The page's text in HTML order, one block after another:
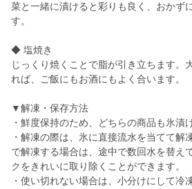
菜と一緒に漬けると彩りも良く、おかず
す。
◆ 塩焼き
じっくり焼くことで脂が引き立ちます。
れば、ご飯にもお酒にもよく合います。
▼解凍・保存方法
・鮮度保持のため、どちらの商品も氷漬
・解凍の際は、氷に直接流水を当てて解
で解凍する場合は、途中で数回水を替え
クをきれいに取り除くことができます。
・使い切れない場合は、小分けにして冷